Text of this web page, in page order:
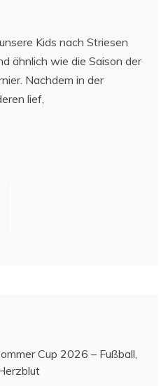
Kids nach Striesen
ähnlich wie die Saison der
Nachdem in der
lief,
Cup 2026 – Fußball,